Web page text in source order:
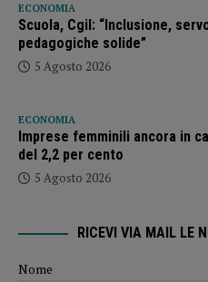
ECONOMIA
Scuola, Cgil: “Inclusione,
pedagogiche solide”
5 Agosto 2026
ECONOMIA
Imprese femminili ancora in
del 2,2 per cento
5 Agosto 2026
RICEVI VIA MAIL LE
Nome